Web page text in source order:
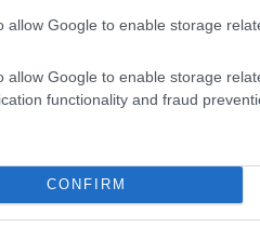
allow Google to enable storage
allow Google to enable storage
functionality and fraud
CONFIRM